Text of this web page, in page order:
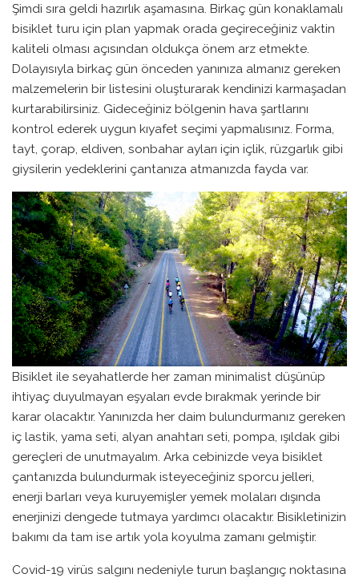
Şimdi sıra geldi hazırlık aşamasına. Birkaç gün konaklamalı
bisiklet turu için plan yapmak orada geçireceğiniz vaktin
kaliteli olması açısından oldukça önem arz etmekte.
Dolayısıyla birkaç gün önceden yanınıza almanız gereken
malzemelerin bir listesini oluşturarak kendinizi karmaşadan
kurtarabilirsiniz. Gideceğiniz bölgenin hava şartlarını
kontrol ederek uygun kıyafet seçimi yapmalısınız. Forma,
tayt, çorap, eldiven, sonbahar ayları için içlik, rüzgarlık gibi
giysilerin yedeklerini çantanıza atmanızda fayda var.
Bisiklet ile seyahatlerde her zaman minimalist düşünüp
ihtiyaç duyulmayan eşyaları evde bırakmak yerinde bir
karar olacaktır. Yanınızda her daim bulundurmanız gereken
iç lastik, yama seti, alyan anahtarı seti, pompa, ışıldak gibi
gereçleri de unutmayalım. Arka cebinizde veya bisiklet
çantanızda bulundurmak isteyeceğiniz sporcu jelleri,
enerji barları veya kuruyemişler yemek molaları dışında
enerjinizi dengede tutmaya yardımcı olacaktır. Bisikletinizin
bakımı da tam ise artık yola koyulma zamanı gelmiştir.
Covid-19 virüs salgını nedeniyle turun başlangıç noktasına